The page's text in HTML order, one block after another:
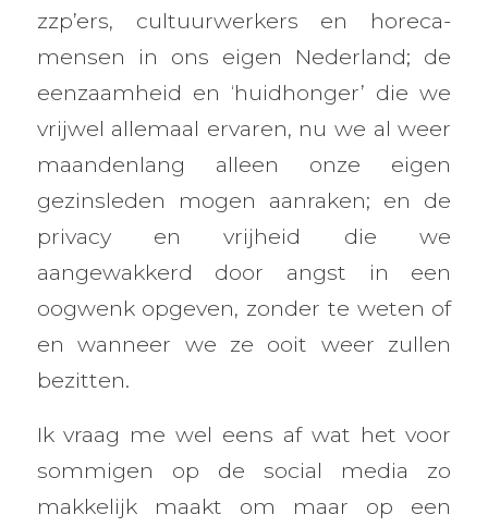
zzp’ers, cultuurwerkers en horeca-
mensen in ons eigen Nederland; de
eenzaamheid en ‘huidhonger’ die we
vrijwel allemaal ervaren, nu we al weer
maandenlang alleen onze eigen
gezinsleden mogen aanraken; en de
privacy en vrijheid die we
aangewakkerd door angst in een
oogwenk opgeven, zonder te weten of
en wanneer we ze ooit weer zullen
bezitten.
Ik vraag me wel eens af wat het voor
sommigen op de social media zo
makkelijk maakt om maar op een